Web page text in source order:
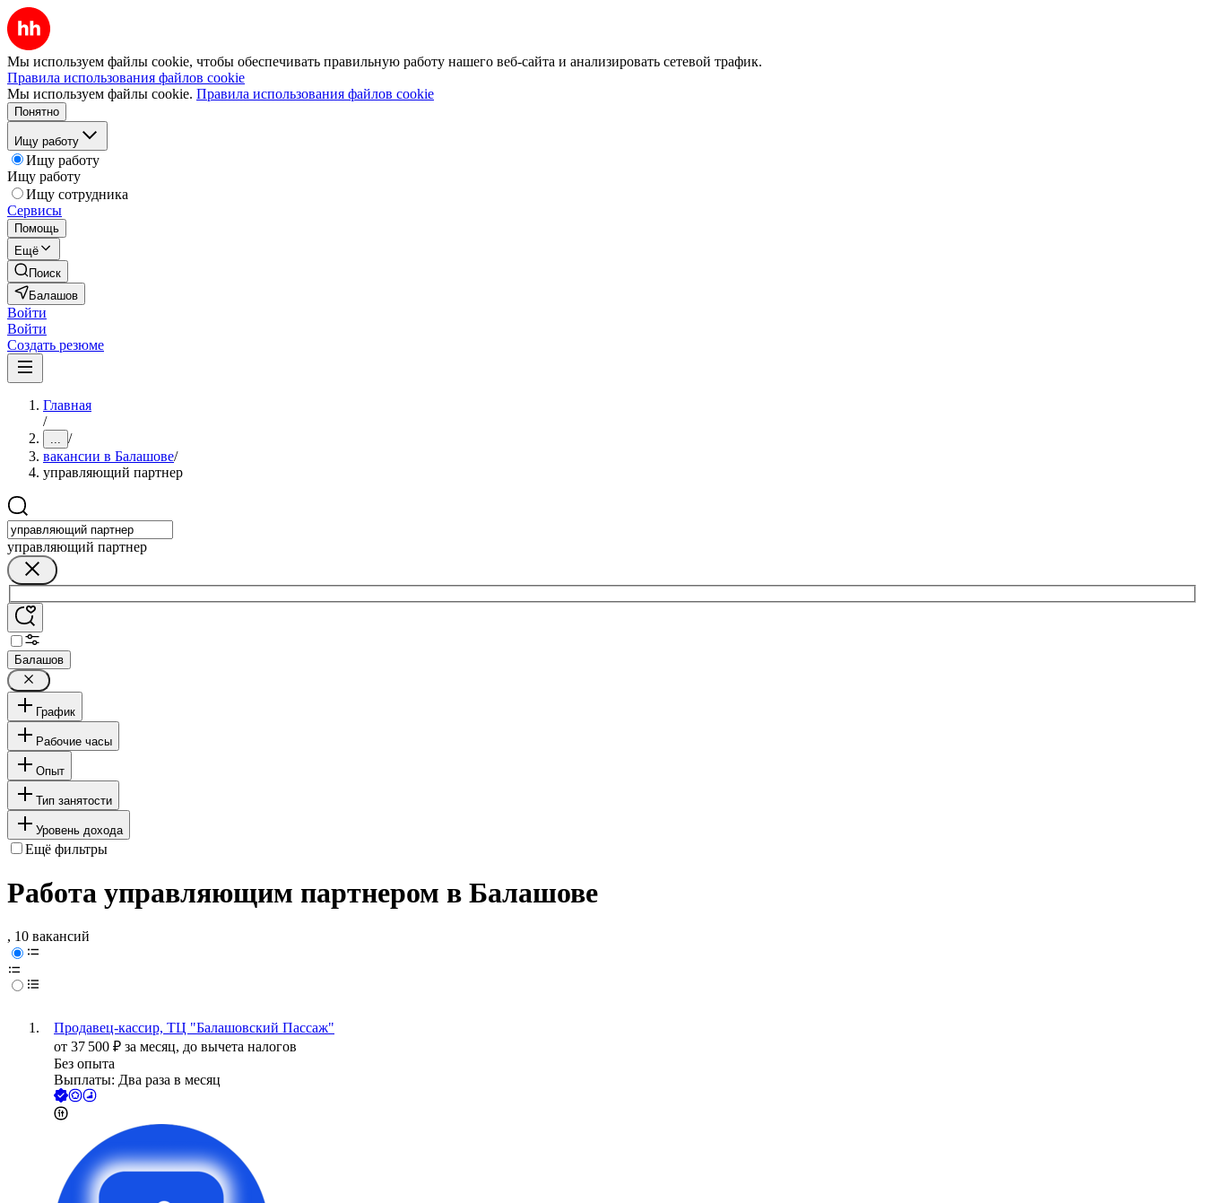
Мы используем файлы cookie, чтобы обеспечивать правильную работу нашего веб-сайта и анализировать сетевой трафик.
Правила использования файлов cookie
Мы используем файлы cookie. Правила использования файлов cookie
Понятно
Ищу работу
Ищу работу
Ищу работу
Ищу сотрудника
Сервисы
Помощь
Ещё
Поиск
Балашов
Войти
Войти
Создать резюме
Главная
/
... /
вакансии в Балашове/
управляющий партнер
управляющий партнер
Балашов
График
Рабочие часы
Опыт
Тип занятости
Уровень дохода
Ещё фильтры
Работа управляющим партнером в Балашове
, 10 вакансий
Продавец-кассир, ТЦ "Балашовский Пассаж"
от 37 500 ₽ за месяц, до вычета налогов
Без опыта
Выплаты: Два раза в месяц